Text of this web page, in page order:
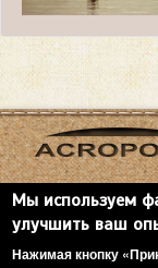
Мы используем
улучшить ваш
Нажимая кнопку